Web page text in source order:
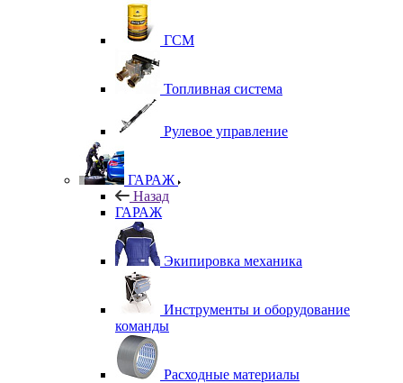
ГСМ
Топливная система
Рулевое управление
ГАРАЖ
Назад
ГАРАЖ
Экипировка механика
Инструменты и оборудование
команды
Расходные материалы